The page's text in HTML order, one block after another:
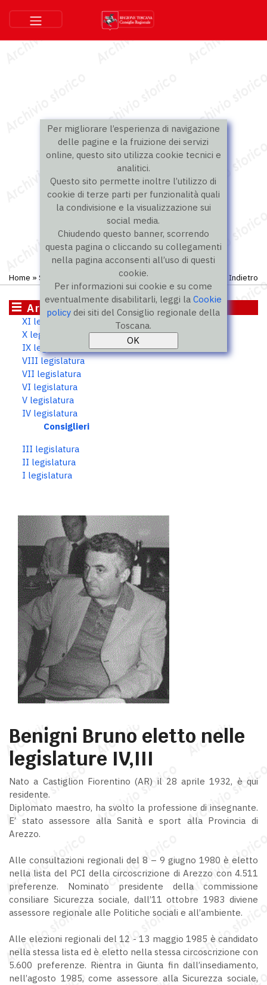
Per migliorare l’esperienza di navigazione
delle pagine e la fruizione dei servizi
online, questo sito utilizza cookie tecnici e
analitici.
Questo sito permette inoltre l’utilizzo di
cookie di terze parti per funzionalità quali
la condivisione e la visualizzazione sui
social media.
Chiudendo questo banner, scorrendo
questa pagina o cliccando su collegamenti
nella pagina acconsenti all’uso di questi
cookie.
Per informazioni sui cookie e su come
eventualmente disabilitarli, leggi laCookie
policy dei siti del Consiglio regionale della
Toscana.
Home » Storico IV legislatura»Consiglieri Indietro
Archivio storico
XI legislatura
X legislatura
IX legislatura
VIII legislatura
VII legislatura
VI legislatura
V legislatura
IV legislatura
Consiglieri
III legislatura
II legislatura
I legislatura
Benigni Bruno eletto nelle
legislature IV,III
Nato a Castiglion Fiorentino (AR) il 28 aprile 1932, è qui
residente.
Diplomato maestro, ha svolto la professione di insegnante.
E’ stato assessore alla Sanità e sport alla Provincia di
Arezzo.
Alle consultazioni regionali del 8 – 9 giugno 1980 è eletto
nella lista del PCI della circoscrizione di Arezzo con 4.511
preferenze. Nominato presidente della commissione
consiliare Sicurezza sociale, dall’11 ottobre 1983 diviene
assessore regionale alle Politiche sociali e all’ambiente.
Alle elezioni regionali del 12 - 13 maggio 1985 è candidato
nella stessa lista ed è eletto nella stessa circoscrizione con
5.600 preferenze. Rientra in Giunta fin dall’insediamento,
nell’agosto 1985, come assessore alla Sicurezza sociale,